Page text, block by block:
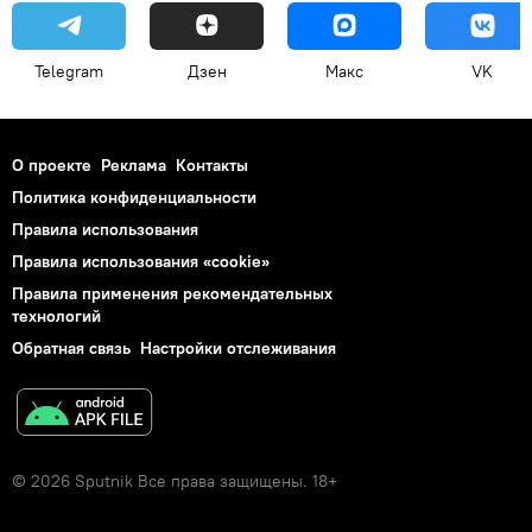
Telegram Дзен Макс VK
О проекте Реклама Контакты
Политика конфиденциальности
Правила использования
Правила использования «cookie»
Правила применения рекомендательных
технологий
Обратная связь Настройки отслеживания
© 2026 Sputnik Все права защищены. 18+